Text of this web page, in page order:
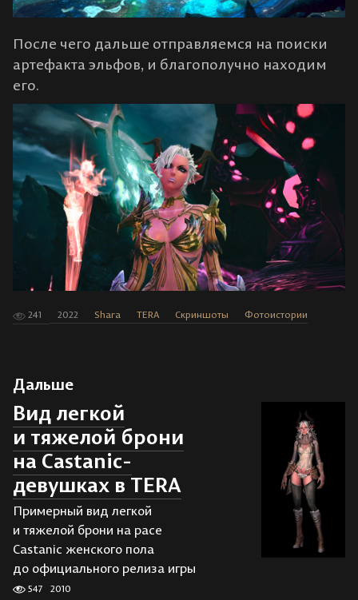
После чего дальше отправляемся на поиски
артефакта эльфов, и благополучно находим
его.
241 2022 Shara TERA Скриншоты Фотоистории
Дальше
Вид легкой
и тяжелой брони
на Castanic-
девушках в TERA
Примерный вид легкой
и тяжелой брони на расе
Castanic женского пола
до официального релиза игры
547 2010